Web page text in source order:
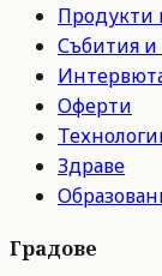
Продукти
Събития
Оферти
Здраве
Градове